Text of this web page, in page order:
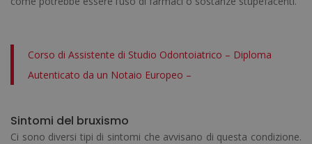
Corso di Assistente di Studio Odontoiatrico – Diploma
Autenticato da un Notaio Europeo –
Sintomi del bruxismo
Ci sono diversi tipi di sintomi che avvisano di questa condizione.